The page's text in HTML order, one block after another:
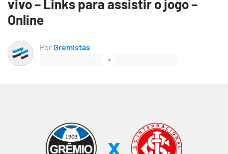
vivo – Links para assistir o jogo –
Online
PorGremistas